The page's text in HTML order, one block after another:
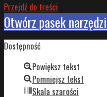
Przejdź do treści
Otwórz pasek narzędzi
Dostępność
Powiększ tekst
Pomniejsz tekst
Skala szarości